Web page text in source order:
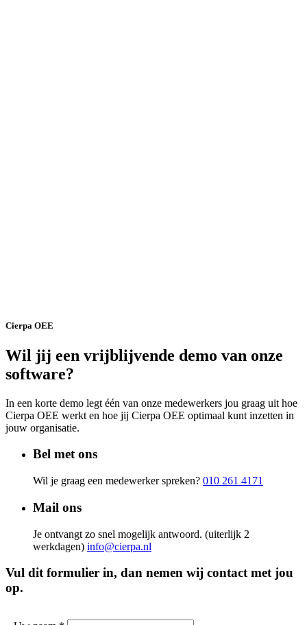
Cierpa OEE
Wil jij een vrijblijvende demo van onze
software?
In een korte demo legt één van onze medewerkers jou graag uit hoe
Cierpa OEE werkt en hoe jij Cierpa OEE optimaal kunt inzetten in
jouw organisatie.
Bel met ons
Wil je graag een medewerker spreken? 010 261 4171
Mail ons
Je ontvangt zo snel mogelijk antwoord. (uiterlijk 2
werkdagen) info@cierpa.nl
Vul dit formulier in, dan nemen wij contact met jou
op.